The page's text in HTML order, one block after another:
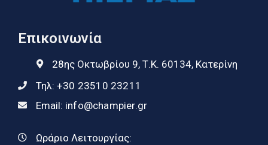
Επικοινωνία
28ης Οκτωβρίου 9, Τ.Κ. 60134, Κατερίνη
Τηλ: +30 23510 23211
Email: info@champier.gr
Ωράριο Λειτουργίας: